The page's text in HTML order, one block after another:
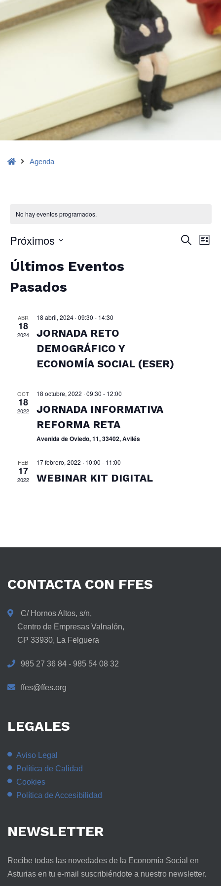
HomeAgenda
No hay eventos programados.
Buscar
Lista
Próximos
la
fecha.
Últimos Eventos
Pasados
ABR
18
2024
18 abril, 2024 · 09:30 - 14:30
JORNADA RETO
DEMOGRÁFICO Y
ECONOMÍA SOCIAL (ESER)
OCT
18
2022
18 octubre, 2022 · 09:30 - 12:00
JORNADA INFORMATIVA
REFORMA RETA
Avenida de Oviedo, 11, 33402, Avilés
FEB
17
2022
17 febrero, 2022 · 10:00 - 11:00
WEBINAR KIT DIGITAL
CONTACTA CON FFES
C/ Hornos Altos, s/n,
Centro de Empresas Valnalón,
CP 33930, La Felguera
985 27 36 84 - 985 54 08 32
ffes@ffes.org
LEGALES
Aviso Legal
Política de Calidad
Cookies
Política de Accesibilidad
NEWSLETTER
Recibe todas las novedades de la Economía Social en
Asturias en tu e-mail suscribiéndote a nuestro newsletter.